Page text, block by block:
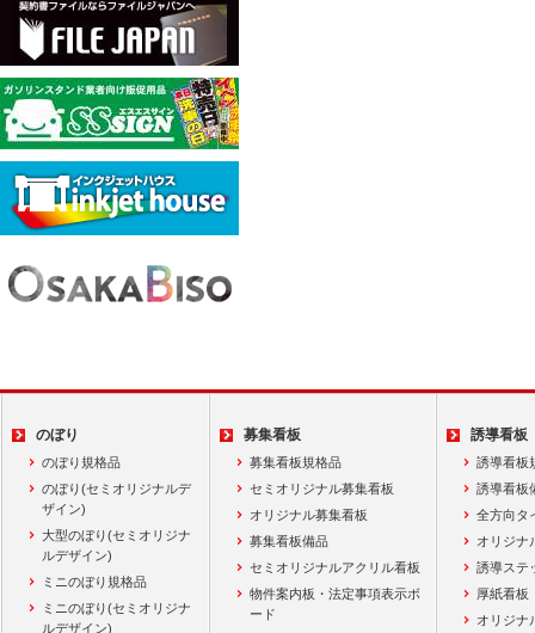
のぼり
のぼり規格品
のぼり(セミオリジナルデ
ザイン)
大型のぼり(セミオリジナ
ルデザイン)
ミニのぼり規格品
ミニのぼり(セミオリジナ
ルデザイン)
募集看板
募集看板規格品
セミオリジナル募集看板
オリジナル募集看板
募集看板備品
セミオリジナルアクリル看板
物件案内板・法定事項表示ボ
ード
誘導看板
誘導看板
誘導看板
全方向タ
オリジナ
誘導ステ
厚紙看板
オリジナ